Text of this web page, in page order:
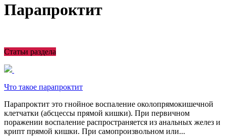
Парапроктит
Статьи раздела
Что такое парапроктит
Парапроктит это гнойное воспаление околопрямокишечной
клетчатки (абсцессы прямой кишки). При первичном
поражении воспаление распространяется из анальных желез и
крипт прямой кишки. При самопроизвольном или...